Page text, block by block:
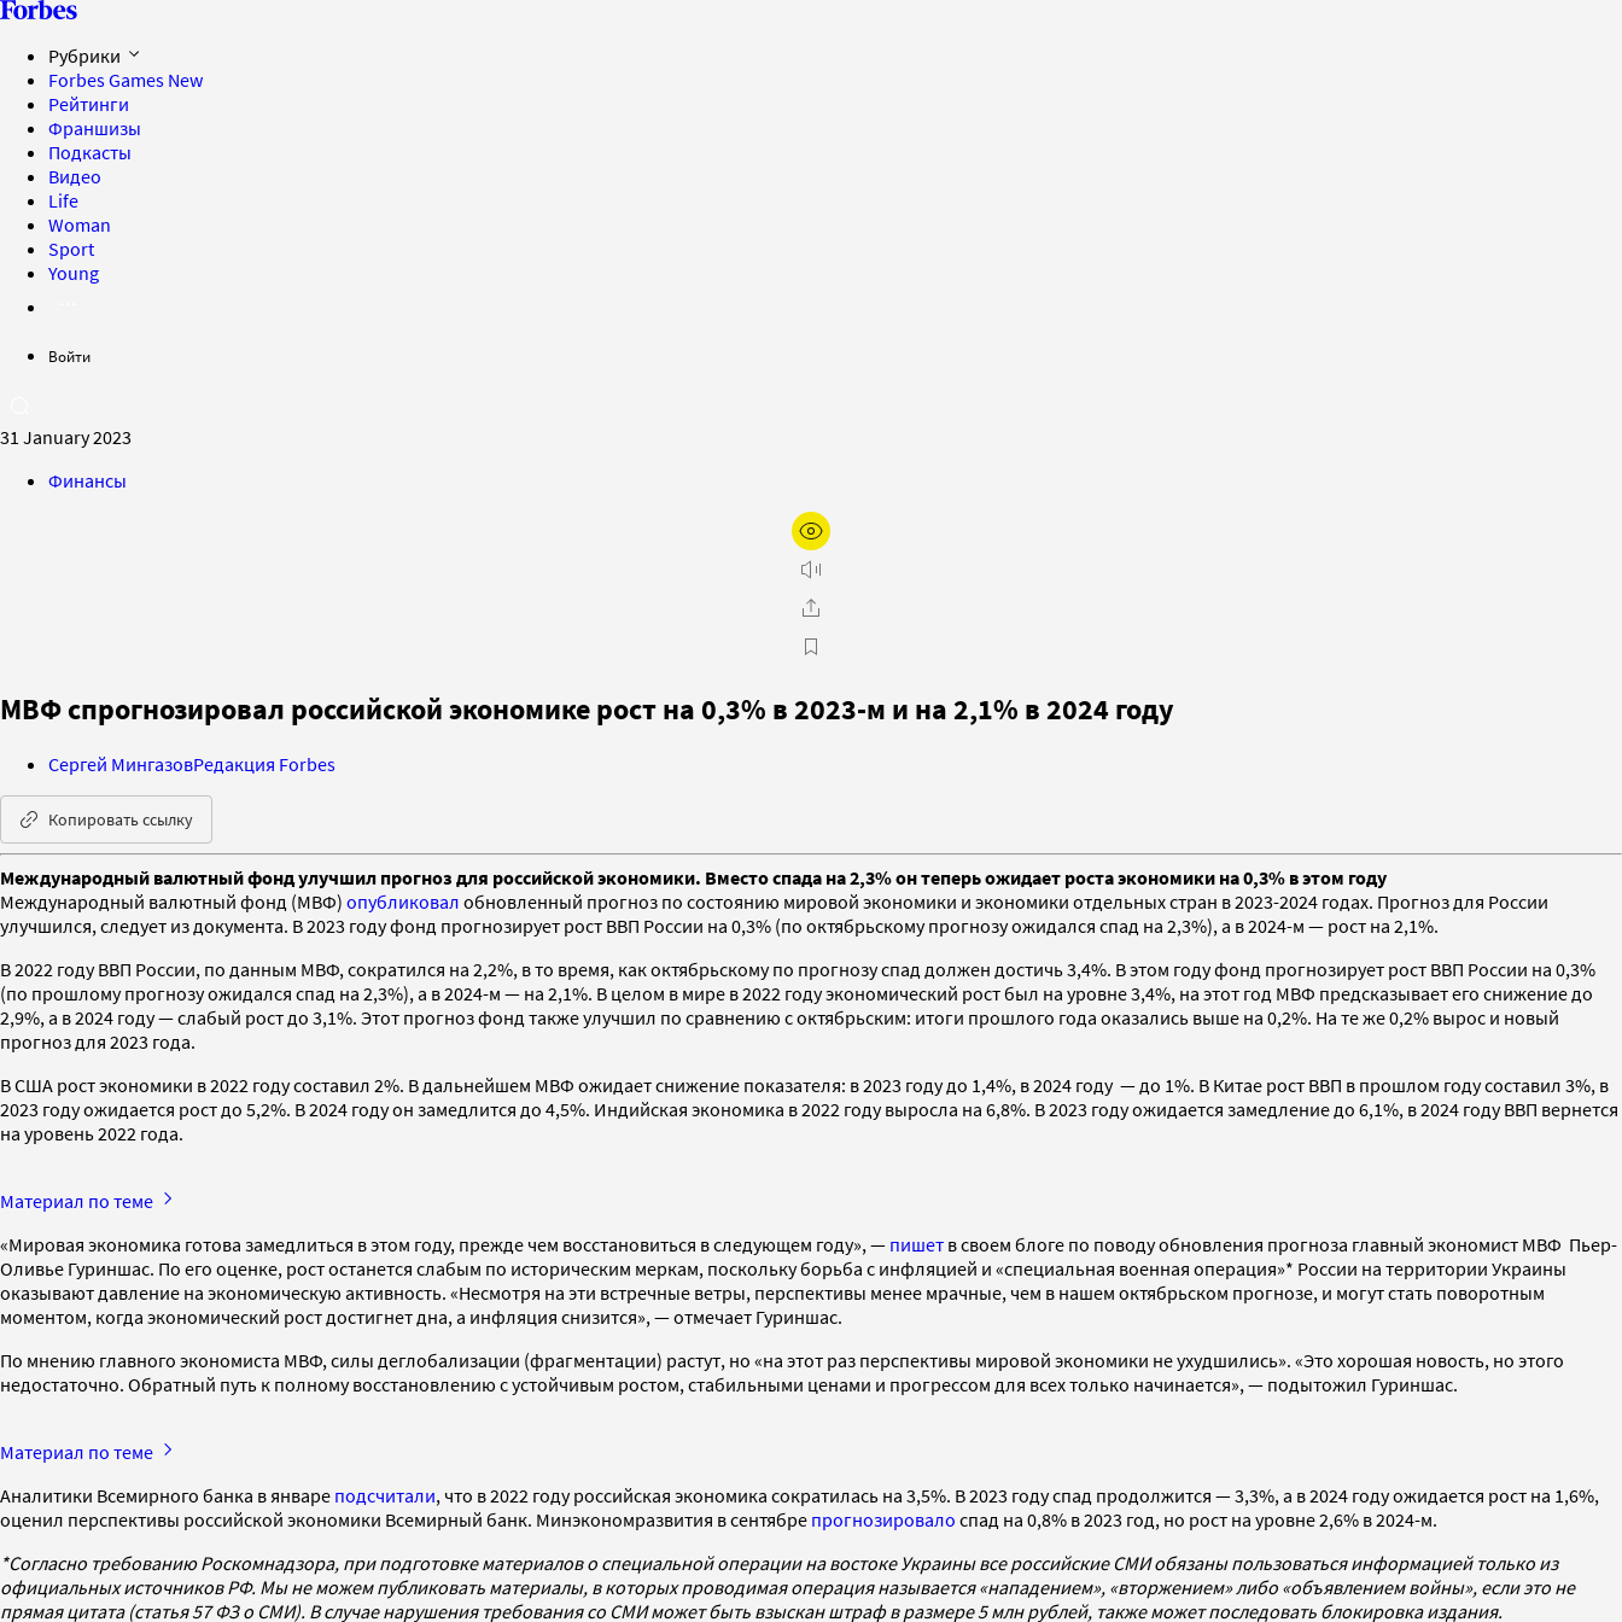
Рубрики
Forbes Games New
Рейтинги
Франшизы
Подкасты
Видео
Life
Woman
Sport
Young
Войти
31 January 2023
Финансы
МВФ спрогнозировал российской экономике рост на 0,3% в 2023-м и на 2,1% в 2024 году
Сергей МингазовРедакция Forbes
Копировать ссылку
Международный валютный фонд улучшил прогноз для российской экономики. Вместо спада на 2,3% он теперь ожидает роста экономики на 0,3% в этом году
Международный валютный фонд (МВФ) опубликовал обновленный прогноз по состоянию мировой экономики и экономики отдельных стран в 2023-2024 годах. Прогноз для России
улучшился, следует из документа. В 2023 году фонд прогнозирует рост ВВП России на 0,3% (по октябрьскому прогнозу ожидался спад на 2,3%), а в 2024-м — рост на 2,1%.
В 2022 году ВВП России, по данным МВФ, сократился на 2,2%, в то время, как октябрьскому по прогнозу спад должен достичь 3,4%. В этом году фонд прогнозирует рост ВВП России на 0,3%
(по прошлому прогнозу ожидался спад на 2,3%), а в 2024-м — на 2,1%. В целом в мире в 2022 году экономический рост был на уровне 3,4%, на этот год МВФ предсказывает его снижение до
2,9%, а в 2024 году — слабый рост до 3,1%. Этот прогноз фонд также улучшил по сравнению с октябрьским: итоги прошлого года оказались выше на 0,2%. На те же 0,2% вырос и новый
прогноз для 2023 года.
В США рост экономики в 2022 году составил 2%. В дальнейшем МВФ ожидает снижение показателя: в 2023 году до 1,4%, в 2024 году — до 1%. В Китае рост ВВП в прошлом году составил 3%, в
2023 году ожидается рост до 5,2%. В 2024 году он замедлится до 4,5%. Индийская экономика в 2022 году выросла на 6,8%. В 2023 году ожидается замедление до 6,1%, в 2024 году ВВП вернется
на уровень 2022 года.
Материал по теме
«Мировая экономика готова замедлиться в этом году, прежде чем восстановиться в следующем году», — пишет в своем блоге по поводу обновления прогноза главный экономист МВФ Пьер-
Оливье Гуриншас. По его оценке, рост останется слабым по историческим меркам, поскольку борьба с инфляцией и «специальная военная операция»* России на территории Украины
оказывают давление на экономическую активность. «Несмотря на эти встречные ветры, перспективы менее мрачные, чем в нашем октябрьском прогнозе, и могут стать поворотным
моментом, когда экономический рост достигнет дна, а инфляция снизится», — отмечает Гуриншас.
По мнению главного экономиста МВФ, силы деглобализации (фрагментации) растут, но «на этот раз перспективы мировой экономики не ухудшились». «Это хорошая новость, но этого
недостаточно. Обратный путь к полному восстановлению с устойчивым ростом, стабильными ценами и прогрессом для всех только начинается», — подытожил Гуриншас.
Материал по теме
Аналитики Всемирного банка в январе подсчитали, что в 2022 году российская экономика сократилась на 3,5%. В 2023 году спад продолжится — 3,3%, а в 2024 году ожидается рост на 1,6%,
оценил перспективы российской экономики Всемирный банк. Минэкономразвития в сентябре прогнозировало спад на 0,8% в 2023 год, но рост на уровне 2,6% в 2024-м.
*Согласно требованию Роскомнадзора, при подготовке материалов о специальной операции на востоке Украины все российские СМИ обязаны пользоваться информацией только из
официальных источников РФ. Мы не можем публиковать материалы, в которых проводимая операция называется «нападением», «вторжением» либо «объявлением войны», если это не
прямая цитата (статья 57 ФЗ о СМИ). В случае нарушения требования со СМИ может быть взыскан штраф в размере 5 млн рублей, также может последовать блокировка издания.